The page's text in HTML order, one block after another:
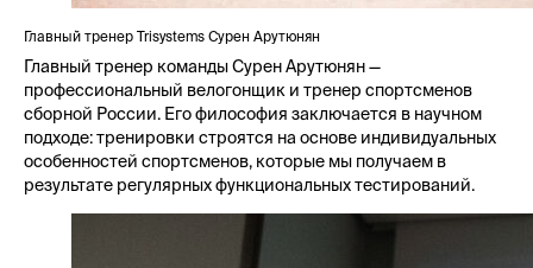
Главный тренер Trisystems Сурен Арутюнян
Главный тренер команды Сурен Арутюнян —
профессиональный велогонщик и тренер спортсменов
сборной России. Его философия заключается в научном
подходе: тренировки строятся на основе индивидуальных
особенностей спортсменов, которые мы получаем в
результате регулярных функциональных тестирований.